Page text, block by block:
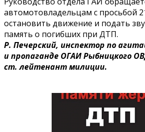
автомотовладельцам с просьбой
остановить движение и подать
память о погибших при ДТП.
Р. Печерский, инспектор по
и пропаганде ОГАИ Рыбницкого
ст. лейтенант милиции.